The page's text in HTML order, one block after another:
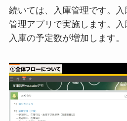
続いては、入庫管理です。
管理アプリで実施します。入
入庫の予定数が増加します。